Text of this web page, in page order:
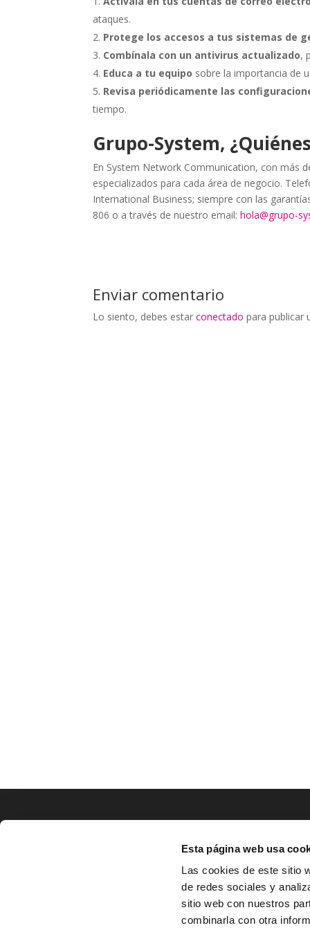
Esta página web usa
Las cookies de este sitio
de redes sociales y
sitio web con nuestros
combinarla con otra
ataques.
Protege los accesos a tus sistemas de
Combínala con un antivirus actualizado,
Educa a tu equipo sobre la importancia de
Revisa periódicamente las
tiempo.
Grupo-System,
En System Network Communication, con más
especializados para cada área de negocio.
International Business; siempre con las
806 o a través de nuestro email:hola@grupo-
Enviar comentario
Lo siento, debes estarconectado para publicar
LOCALIZACIÓN
Av. Zaragoza, Nº37, 1ºB,
31500 Tudela, Navarra

